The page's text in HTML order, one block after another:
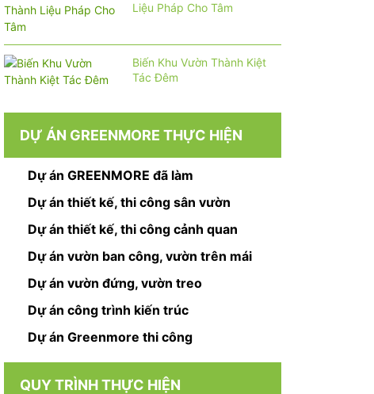
Liệu Pháp Cho Tâm
Biến Khu Vườn Thành Kiệt
Tác Đêm
DỰ ÁN GREENMORE THỰC HIỆN
Dự án GREENMORE đã làm
Dự án thiết kế, thi công sân vườn
Dự án thiết kế, thi công cảnh quan
Dự án vườn ban công, vườn trên mái
Dự án vườn đứng, vườn treo
Dự án công trình kiến trúc
Dự án Greenmore thi công
QUY TRÌNH THỰC HIỆN